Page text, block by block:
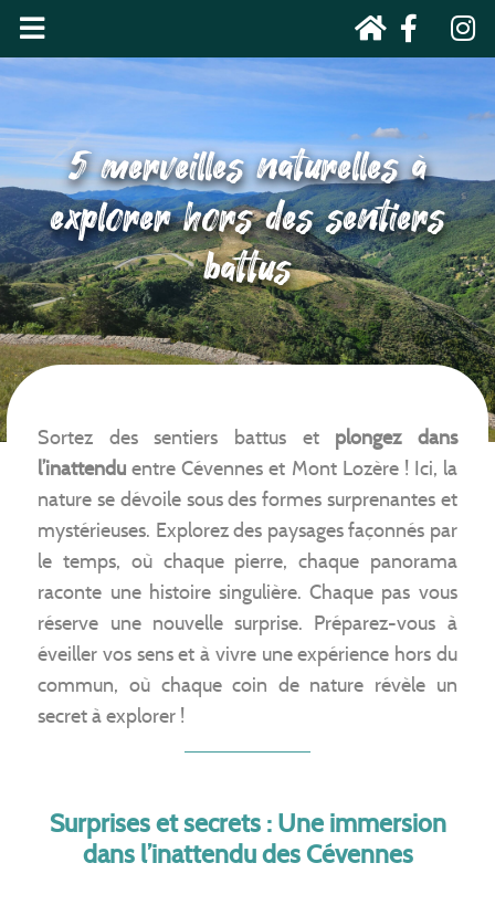
5 merveilles naturelles à
explorer hors des sentiers
battus
Sortez des sentiers battus et plongez dans
l’inattendu entre Cévennes et Mont Lozère ! Ici, la
nature se dévoile sous des formes surprenantes et
mystérieuses. Explorez des paysages façonnés par
le temps, où chaque pierre, chaque panorama
raconte une histoire singulière. Chaque pas vous
réserve une nouvelle surprise. Préparez-vous à
éveiller vos sens et à vivre une expérience hors du
commun, où chaque coin de nature révèle un
secret à explorer !
Surprises et secrets : Une immersion
dans l’inattendu des Cévennes